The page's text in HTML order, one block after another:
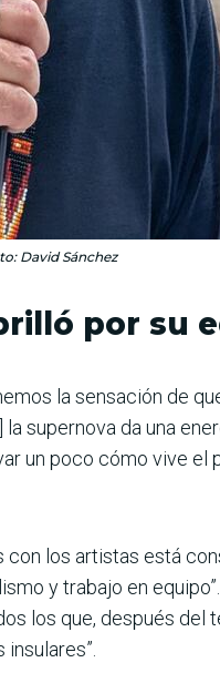
David Sánchez
por su
la sensación de
supernova da una
un poco cómo vive el
los artistas está
y trabajo en
los que, después del